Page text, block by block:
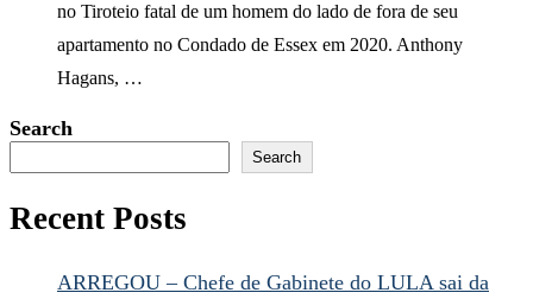
no Tiroteio fatal de um homem do lado de fora de seu
apartamento no Condado de Essex em 2020. Anthony
Hagans, …
Search
Search
Recent Posts
ARREGOU – Chefe de Gabinete do LULA sai da